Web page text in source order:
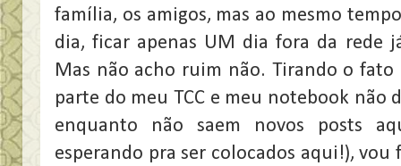
família, os amigos, mas ao mesmo
dia, ficar apenas UM dia fora da rede
Mas não acho ruim não. Tirando o
parte do meu TCC e meu notebook não
enquanto não saem novos posts
esperando pra ser colocados aqui!),